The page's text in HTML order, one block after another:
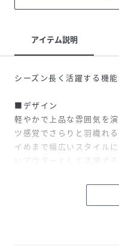
アイテム説明
シーズン長く活躍する機
■デザイン
軽やかで上品な雰囲気を
ツ感覚でさらりと羽織れ
イめまで幅広いスタイル
いアウターとして活躍する
Tシャツやカットソーの